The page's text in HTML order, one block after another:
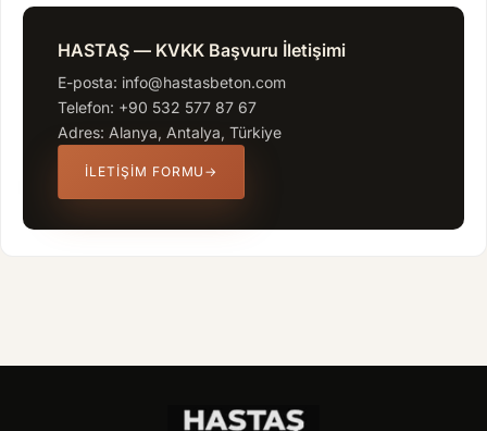
HASTAŞ — KVKK Başvuru İletişimi
E-posta: info@hastasbeton.com
Telefon: +90 532 577 87 67
Adres: Alanya, Antalya, Türkiye
İLETIŞIM FORMU →